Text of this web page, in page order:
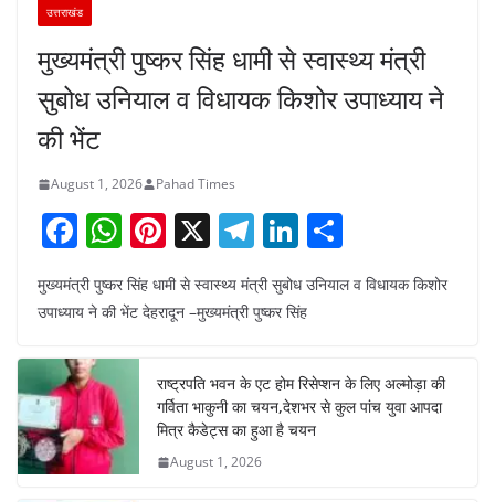
उत्तराखंड
मुख्यमंत्री पुष्कर सिंह धामी से स्वास्थ्य मंत्री
सुबोध उनियाल व विधायक किशोर उपाध्याय ने
की भेंट
August 1, 2026 Pahad Times
F
a
c
b
o
o
k
W
h
at
A
p
p
Pi
nt
er
e
st
X T
el
e
gr
a
m
Li
n
k
dI
n
ar
मुख्यमंत्री पुष्कर सिंह धामी से स्वास्थ्य मंत्री सुबोध उनियाल व विधायक किशोर
उपाध्याय ने की भेंट देहरादून –मुख्यमंत्री पुष्कर सिंह
राष्ट्रपति भवन के एट होम रिसेप्शन के लिए अल्मोड़ा की
गर्विता भाकुनी का चयन,देशभर से कुल पांच युवा आपदा
मित्र कैडेट्स का हुआ है चयन
August 1, 2026